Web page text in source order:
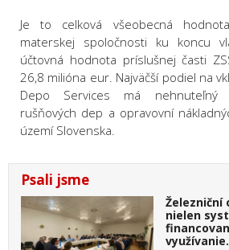
Je to celková všeobecná
materskej spoločnosti ku koncu
účtovná hodnota príslušnej časti
26,8 milióna eur. Najväčší podiel na
Depo Services má nehnuteľný
rušňových dep a opravovní
území Slovenska.
Psali jsme
Železniční
nielen